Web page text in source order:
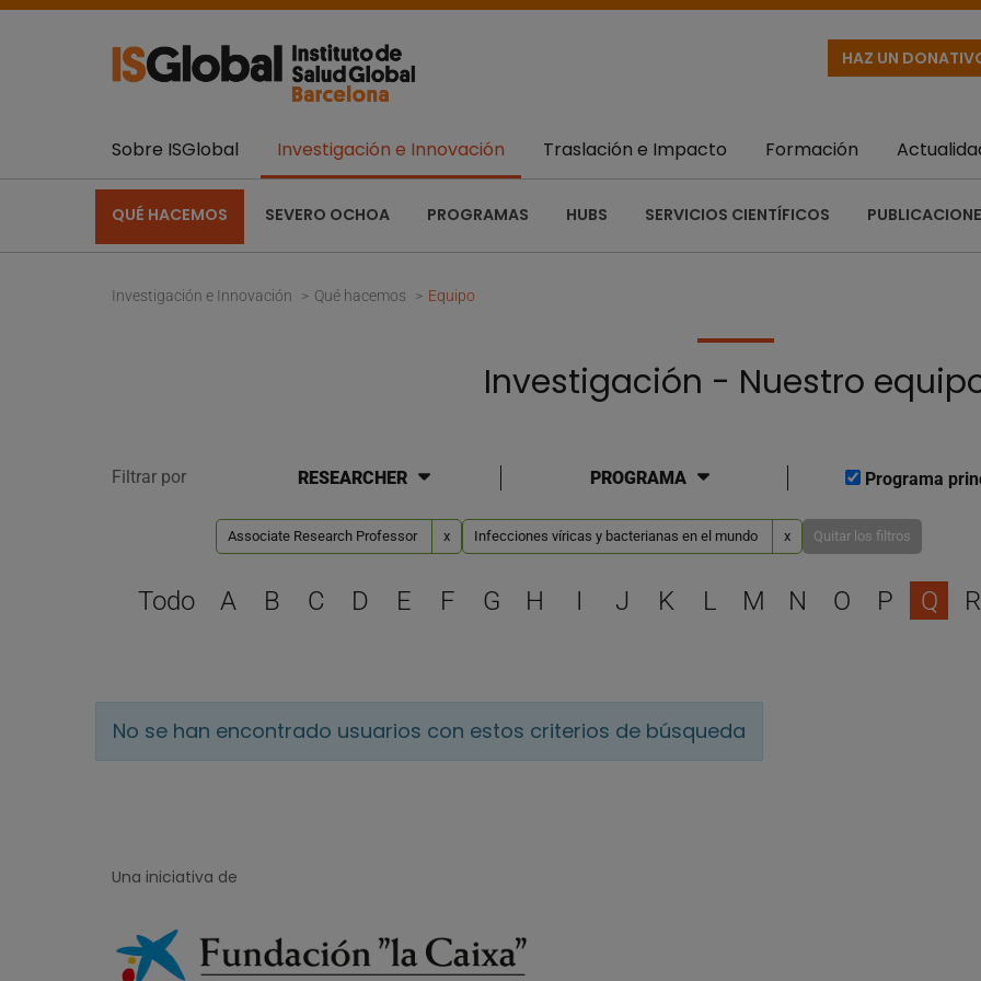
HAZ UN
Sobre ISGlobal Investigación e Innovación
QUÉ HACEMOS SEVERO OCHOA PROGRAMAS HUBS SERVICIOS CIENTÍFICOS
Traslación e Impacto Formación
Investigación e Innovación Qué hacemos Equipo
Investigación - Nuestro
Filtrar por RESEARCHER PROGRAMA Programa
Associate Research Professor x Infecciones víricas y bacterianas en el mundo x Quitar los filtros
Selecciona una letra
Todo A B C D E F G H I J K L M N O P Q R
No se han encontrado usuarios con estos criterios de búsqueda
Una iniciativa de